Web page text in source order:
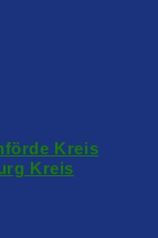
Kreis
Kreis